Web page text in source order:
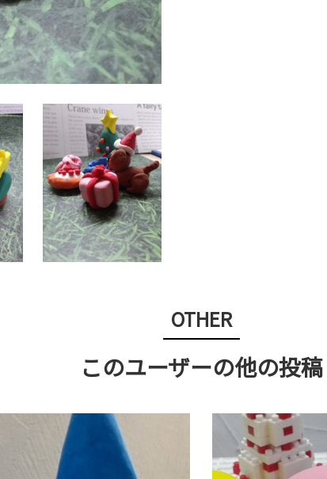
OTHER
このユーザーの他の投稿